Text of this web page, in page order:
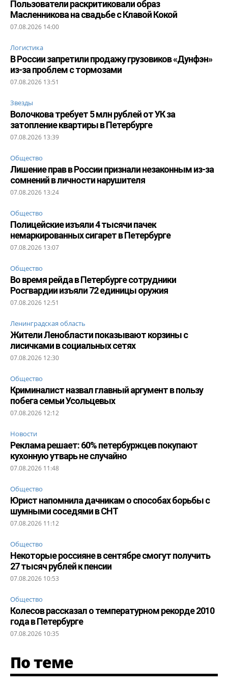
Пользователи раскритиковали образ
Масленникова на свадьбе с Клавой Кокой
07.08.2026 14:00
Логистика
В России запретили продажу грузовиков «Дунфэн»
из-за проблем с тормозами
07.08.2026 13:51
Звезды
Волочкова требует 5 млн рублей от УК за
затопление квартиры в Петербурге
07.08.2026 13:39
Общество
Лишение прав в России признали незаконным из-за
сомнений в личности нарушителя
07.08.2026 13:24
Общество
Полицейские изъяли 4 тысячи пачек
немаркированных сигарет в Петербурге
07.08.2026 13:07
Общество
Во время рейда в Петербурге сотрудники
Росгвардии изъяли 72 единицы оружия
07.08.2026 12:51
Ленинградская область
Жители Ленобласти показывают корзины с
лисичками в социальных сетях
07.08.2026 12:30
Общество
Криминалист назвал главный аргумент в пользу
побега семьи Усольцевых
07.08.2026 12:12
Новости
Реклама решает: 60% петербуржцев покупают
кухонную утварь не случайно
07.08.2026 11:48
Общество
Юрист напомнила дачникам о способах борьбы с
шумными соседями в СНТ
07.08.2026 11:12
Общество
Некоторые россияне в сентябре смогут получить
27 тысяч рублей к пенсии
07.08.2026 10:53
Общество
Колесов рассказал о температурном рекорде 2010
года в Петербурге
07.08.2026 10:35
По теме